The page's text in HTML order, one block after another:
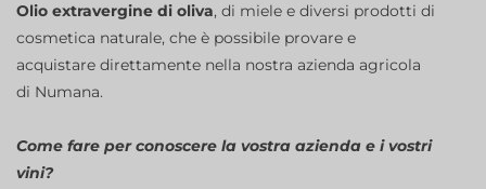
Olio extravergine di oliva, di miele e diversi prodotti di
cosmetica naturale, che è possibile provare e
acquistare direttamente nella nostra azienda agricola
di Numana.
Come fare per conoscere la vostra azienda e i vostri
vini?